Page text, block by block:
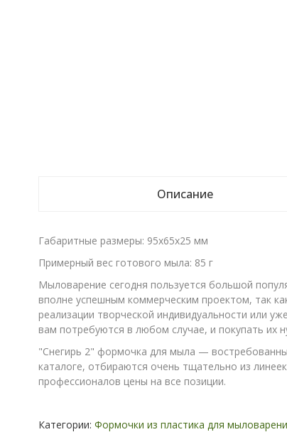
Описание
Габаритные размеры: 95x65x25 мм
Примерный вес готового мыла: 85 г
Мыловарение сегодня пользуется большой
вполне успешным коммерческим проектом, так
реализации творческой индивидуальности или
вам потребуются в любом случае, и покупать их
"Снегирь 2" формочка для мыла —
каталоге, отбираются очень тщательно из
профессионалов цены на все позиции.
Категории: Формочки из пластика для